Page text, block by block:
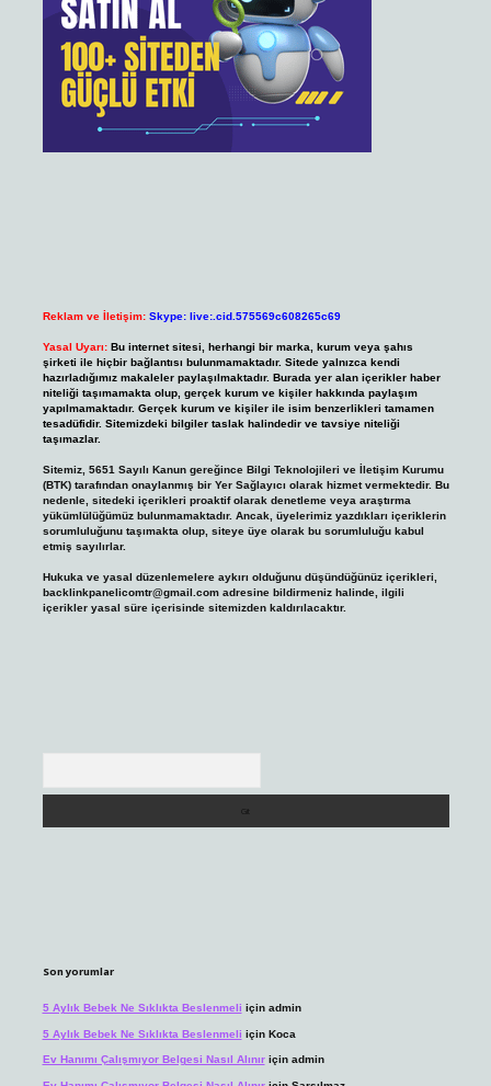
Reklam ve İletişim: Skype: live:.cid.575569c608265c69
Yasal Uyarı: Bu internet sitesi, herhangi bir marka, kurum veya şahıs
şirketi ile hiçbir bağlantısı bulunmamaktadır. Sitede yalnızca kendi
hazırladığımız makaleler paylaşılmaktadır. Burada yer alan içerikler haber
niteliği taşımamakta olup, gerçek kurum ve kişiler hakkında paylaşım
yapılmamaktadır. Gerçek kurum ve kişiler ile isim benzerlikleri tamamen
tesadüfidir. Sitemizdeki bilgiler taslak halindedir ve tavsiye niteliği
taşımazlar.
Sitemiz, 5651 Sayılı Kanun gereğince Bilgi Teknolojileri ve İletişim Kurumu
(BTK) tarafından onaylanmış bir Yer Sağlayıcı olarak hizmet vermektedir. Bu
nedenle, sitedeki içerikleri proaktif olarak denetleme veya araştırma
yükümlülüğümüz bulunmamaktadır. Ancak, üyelerimiz yazdıkları içeriklerin
sorumluluğunu taşımakta olup, siteye üye olarak bu sorumluluğu kabul
etmiş sayılırlar.
Hukuka ve yasal düzenlemelere aykırı olduğunu düşündüğünüz içerikleri,
backlinkpanelicomtr@gmail.comadresine bildirmeniz halinde, ilgili
içerikler yasal süre içerisinde sitemizden kaldırılacaktır.
Son yorumlar
5 Aylık Bebek Ne Sıklıkta Beslenmeli için admin
5 Aylık Bebek Ne Sıklıkta Beslenmeli için Koca
Ev Hanımı Çalışmıyor Belgesi Nasıl Alınıriçin admin